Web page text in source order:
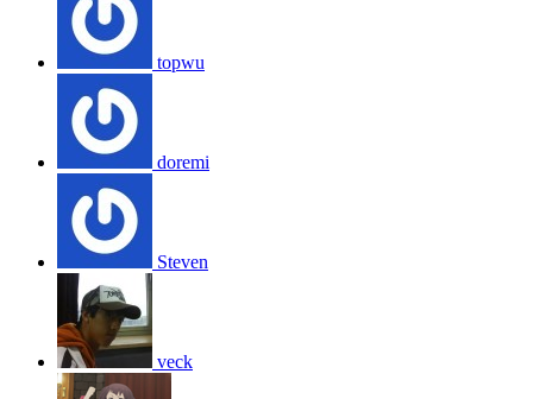
topwu
doremi
Steven
veck